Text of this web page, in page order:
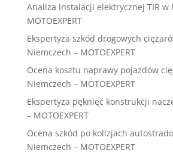
Analiza instalacji elektrycznej TIR w
MOTOEXPERT
Ekspertyza szkód drogowych
Niemczech – MOTOEXPERT
Ocena kosztu naprawy pojazdów
Niemczech – MOTOEXPERT
Ekspertyza pęknięć konstrukcji
– MOTOEXPERT
Ocena szkód po kolizjach
Niemczech – MOTOEXPERT